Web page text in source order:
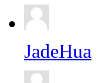
JadeHua